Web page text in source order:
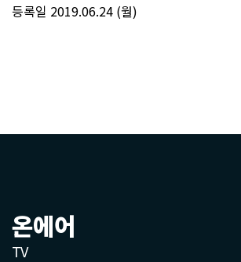
등록일 2019.06.24 (월)
온에어
TV